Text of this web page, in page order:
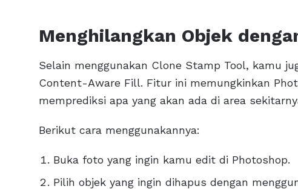
Menghilangkan Objek
Selain menggunakan Clone Stamp Tool, kamu
Content-Aware Fill. Fitur ini memungkinkan
memprediksi apa yang akan ada di area
Berikut cara menggunakannya:
Buka foto yang ingin kamu edit di Photoshop.
Pilih objek yang ingin dihapus dengan